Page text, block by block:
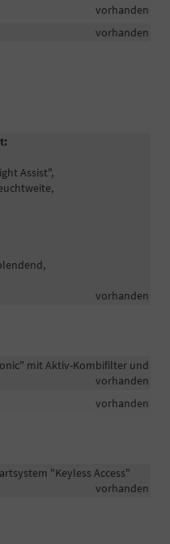
vorhanden
vorhanden
Assist",
vorhanden
mit Aktiv-Kombifilter und
vorhanden
vorhanden
"Keyless Access"
vorhanden